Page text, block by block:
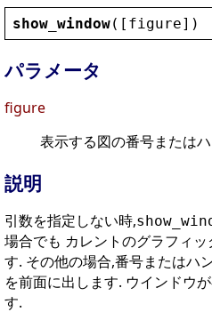
show_window([ figure])
パラメータ
figure
表示する図の番号または
説明
引数を指定しない時,
場合でも カレントのグラフィ
す. その他の場合,番号またはハ
を前面に出します. ウインドウ
す.